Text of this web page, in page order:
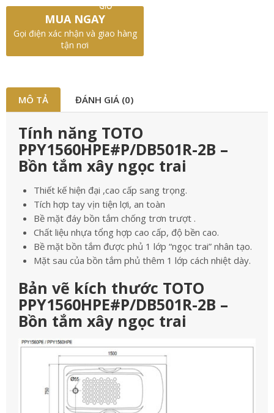
GIỎ
MUA NGAY
Gọi điện xác nhận và giao hàng
tận nơi
MÔ TẢ ĐÁNH GIÁ (0)
Tính năng TOTO
PPY1560HPE#P/DB501R-2B –
Bồn tắm xây ngọc trai
Thiết kế hiện đại ,cao cấp sang trọng.
Tích hợp tay vịn tiện lợi, an toàn
Bề mặt đáy bồn tắm chống trơn trượt .
Chất liệu nhựa tổng hợp cao cấp, độ bền cao.
Bề mặt bồn tắm được phủ 1 lớp “ngọc trai” nhân tạo.
Mặt sau của bồn tắm phủ thêm 1 lớp cách nhiệt dày.
Bản vẽ kích thước TOTO
PPY1560HPE#P/DB501R-2B –
Bồn tắm xây ngọc trai